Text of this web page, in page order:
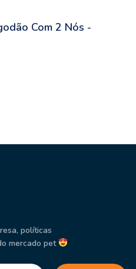
Com 2 Nós -
políticas
mercado pet